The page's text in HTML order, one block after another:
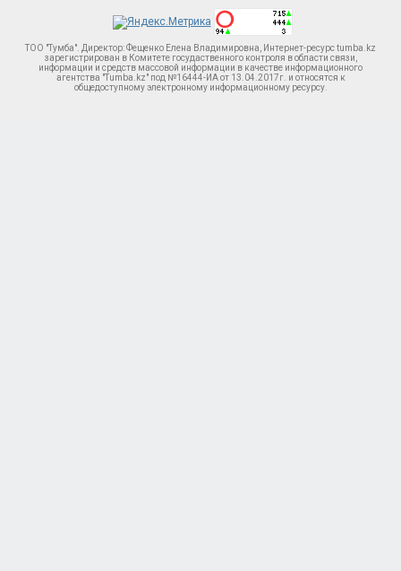
ТОО "Тумба". Директор: Фещенко Елена Владимировна, Интернет-ресурс tumba.kz
зарегистрирован в Комитете госудаственного контроля в области связи,
информации и средств массовой информации в качестве информационного
агентства "Tumba.kz" под №16444-ИА от 13.04.2017г. и относятся к
общедоступному электронному информационному ресурсу.